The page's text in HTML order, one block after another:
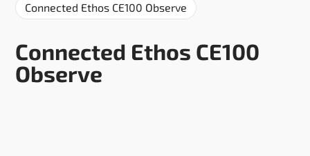
Connected Ethos CE100 Observe
Connected Ethos CE100
Observe